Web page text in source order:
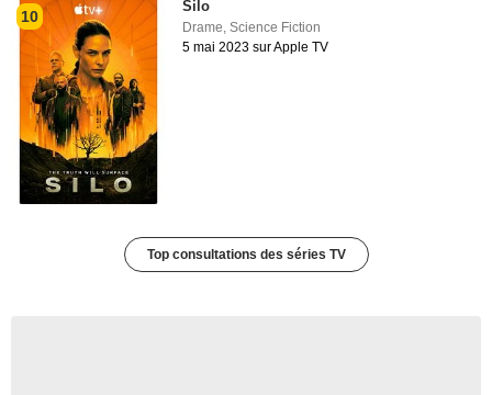
10
Silo
Drame,Science Fiction
5 mai 2023 sur Apple TV
Top consultations des séries TV